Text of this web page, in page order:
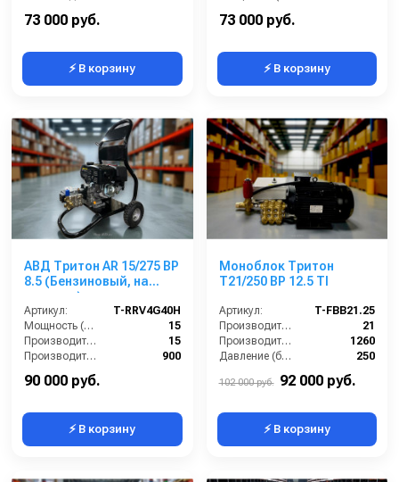
Мощность (кВт):
73 000 руб.
⚡ В корзину
Электропитание (В):
73 000 руб.
⚡ В корзину
АВД Тритон AR 15/275 ВР
8.5 (Бензиновый, на
тележке)
Артикул:
T-RRV4G40H
Мощность (л/с):
15
Производительность (л/мин):
15
Производительность (л/ч):
900
Рабочее давление (бар):
90 000 руб.
⚡ В корзину
Моноблок Тритон
T21/250 BP 12.5 TI
Артикул:
T-FBB21.25
Производительность (л/мин):
21
Производительность (л/ч):
1260
Давление (бар):
250
102 000 руб. 92 000 руб.
⚡ В корзину